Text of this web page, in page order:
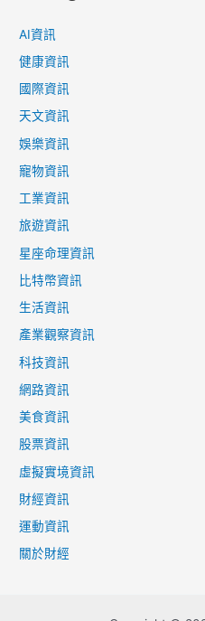
報
AI資訊
健康資訊
國際資訊
天文資訊
娛樂資訊
寵物資訊
工業資訊
旅遊資訊
星座命理資訊
比特幣資訊
生活資訊
產業觀察資訊
科技資訊
網路資訊
美食資訊
股票資訊
虛擬實境資訊
財經資訊
運動資訊
關於財經